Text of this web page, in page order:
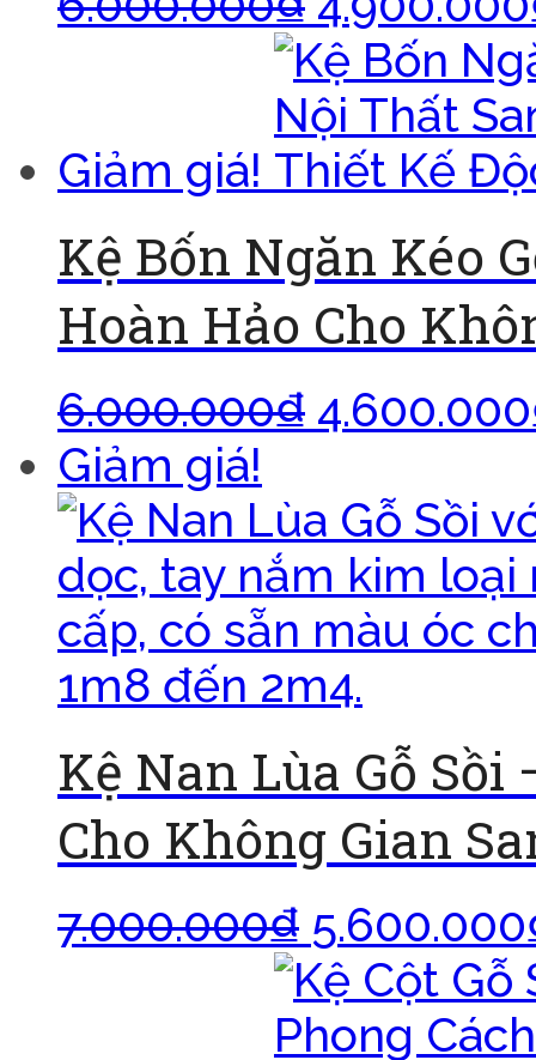
Giảm giá!
Kệ Bốn Ngăn Kéo
Hoàn Hảo Cho
6.000.000₫ 4.600.000
Giảm giá!
Kệ Nan Lùa Gỗ
Cho Không Gian
7.000.000₫ 5.600.000